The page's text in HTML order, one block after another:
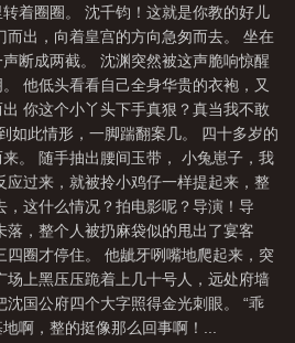
着圈圈。 沈千钧！这就是你教的好儿
而出，向着皇宫的方向急匆而去。 坐在
断成两截。 沈渊突然被这声脆响惊醒
他低头看看自己全身华贵的衣袍，又
你这个小丫头下手真狠？真当我不敢
如此情形，一脚踹翻案几。 四十多岁的
。 随手抽出腰间玉带， 小兔崽子，我
应过来，就被拎小鸡仔一样提起来，整
，这什么情况？拍电影呢？导演！导
落，整个人被扔麻袋似的甩出了宴客
四圈才停住。 他龇牙咧嘴地爬起来，突
场上黑压压跪着上几十号人，远处府墙
沈国公府四个大字照得金光刺眼。 “乖
啊，整的挺像那么回事啊！...